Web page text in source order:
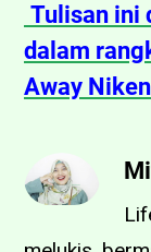
Tulisan ini
dalam
Away